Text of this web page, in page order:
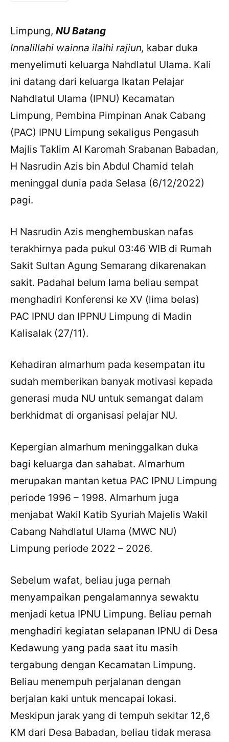
Limpung, NU Batang
Innalillahi wainna ilaihi rajiun, kabar duka
menyelimuti keluarga Nahdlatul Ulama. Kali
ini datang dari keluarga Ikatan Pelajar
Nahdlatul Ulama (IPNU) Kecamatan
Limpung, Pembina Pimpinan Anak Cabang
(PAC) IPNU Limpung sekaligus Pengasuh
Majlis Taklim Al Karomah Srabanan Babadan,
H Nasrudin Azis bin Abdul Chamid telah
meninggal dunia pada Selasa (6/12/2022)
pagi.
H Nasrudin Azis menghembuskan nafas
terakhirnya pada pukul 03:46 WIB di Rumah
Sakit Sultan Agung Semarang dikarenakan
sakit. Padahal belum lama beliau sempat
menghadiri Konferensi ke XV (lima belas)
PAC IPNU dan IPPNU Limpung di Madin
Kalisalak (27/11).
Kehadiran almarhum pada kesempatan itu
sudah memberikan banyak motivasi kepada
generasi muda NU untuk semangat dalam
berkhidmat di organisasi pelajar NU.
Kepergian almarhum meninggalkan duka
bagi keluarga dan sahabat. Almarhum
merupakan mantan ketua PAC IPNU Limpung
periode 1996 – 1998. Almarhum juga
menjabat Wakil Katib Syuriah Majelis Wakil
Cabang Nahdlatul Ulama (MWC NU)
Limpung periode 2022 – 2026.
Sebelum wafat, beliau juga pernah
menyampaikan pengalamannya sewaktu
menjadi ketua IPNU Limpung. Beliau pernah
menghadiri kegiatan selapanan IPNU di Desa
Kedawung yang pada saat itu masih
tergabung dengan Kecamatan Limpung.
Beliau menempuh perjalanan dengan
berjalan kaki untuk mencapai lokasi.
Meskipun jarak yang di tempuh sekitar 12,6
KM dari Desa Babadan, beliau tidak merasa